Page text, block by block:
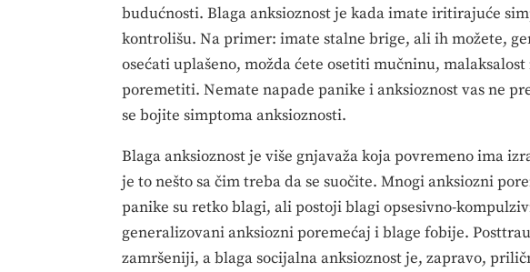
budućnosti. Blaga anksioznost je kada imate iritirajuće
kontrolišu. Na primer: imate stalne brige, ali ih možete,
osećati uplašeno, možda ćete osetiti mučninu,
poremetiti. Nemate napade panike i anksioznost vas ne
se bojite simptoma anksioznosti.
Blaga anksioznost je više gnjavaža koja povremeno ima
je to nešto sa čim treba da se suočite. Mnogi anksiozni
panike su retko blagi, ali postoji blagi opsesivno-
generalizovani anksiozni poremećaj i blage fobije.
zamršeniji, a blaga socijalna anksioznost je, zapravo,